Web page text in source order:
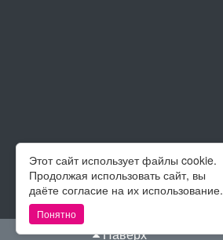
Этот сайт использует файлы cookie.
Продолжая использовать сайт, вы
даёте согласие на их использование.
Понятно
Наверх